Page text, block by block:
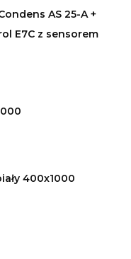
AS 25-A +
E7C z sensorem
400x1000